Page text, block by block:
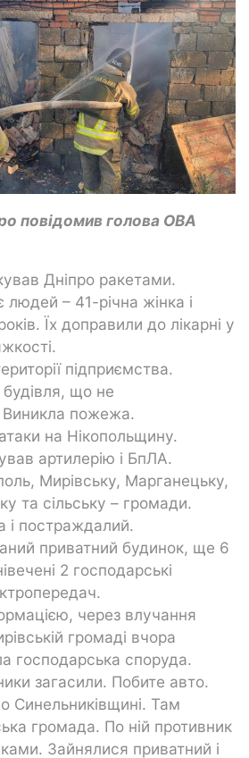
повідомив голова ОВА
Дніпро ракетами.
– 41-річна жінка і
Їх доправили до лікарні у
підприємства.
що не
Виникла пожежа.
на Нікопольщину.
артилерію і БпЛА.
Мирівську, Марганецьку,
та сільську – громади.
і постраждалий.
приватний будинок, ще 6
2 господарські
через влучання
громаді вчора
господарська споруда.
загасили. Побите авто.
Синельниківщині. Там
громада. По ній противник
Зайнялися приватний і